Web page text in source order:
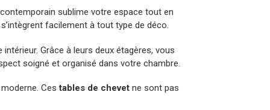
sublime votre espace tout en
facilement à tout type de déco.
Grâce à leurs deux étagères, vous
soigné et organisé dans votre chambre.
moderne. Cestables de chevet ne sont pas